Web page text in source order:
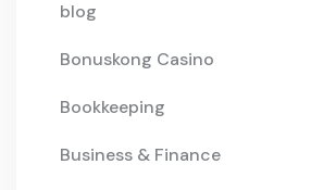
blog
Bonuskong Casino
Bookkeeping
Business & Finance